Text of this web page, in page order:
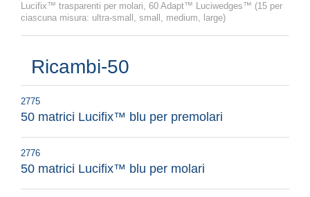
Lucifix™ trasparenti per molari, 60 Adapt™ Luciwedges™ (15 per
ciascuna misura: ultra-small, small, medium, large)
Ricambi-50
2775
50 matrici Lucifix™ blu per premolari
2776
50 matrici Lucifix™ blu per molari